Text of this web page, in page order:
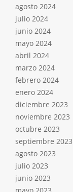
agosto 2024
julio 2024
junio 2024
mayo 2024
abril 2024
marzo 2024
febrero 2024
enero 2024
diciembre 2023
noviembre 2023
octubre 2023
septiembre 2023
agosto 2023
julio 2023
junio 2023